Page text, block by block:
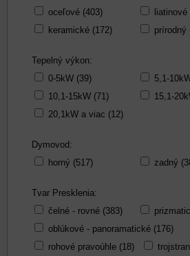
oceľové (403)
liatinové
keramické (172)
prírodný
Tepelný výkon:
0-5kW (39)
5,1-
10,1-15kW (71)
15,1-
20,1kW a viac (12)
Dymovod:
horný (517)
zadný
Tvar Presklenia:
čelné - rovné (383)
oblúkové - panoramatické (176)
rohové pravoúhle (18)